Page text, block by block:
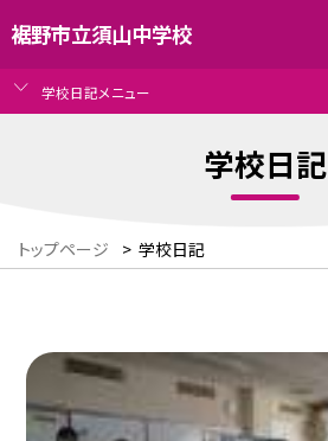
裾野市立須山中学校
学校日記メニュー
学校日記
トップページ > 学校日記